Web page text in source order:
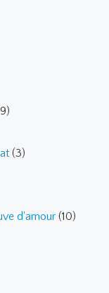
(3)
d'amour (10)